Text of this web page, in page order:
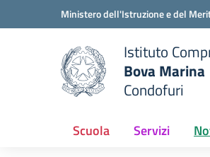
Vai ai contenuti
Vai al menu di navigazioneMinistero dell'Istruzione e del
scuola
Istituto
Bova Marina
Condofuri
Scuola Servizi